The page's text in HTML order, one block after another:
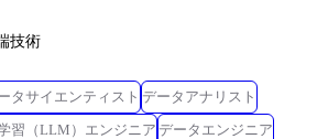
技術
タサイエンティスト データアナリスト
習（LLM）エンジニア データエンジニア